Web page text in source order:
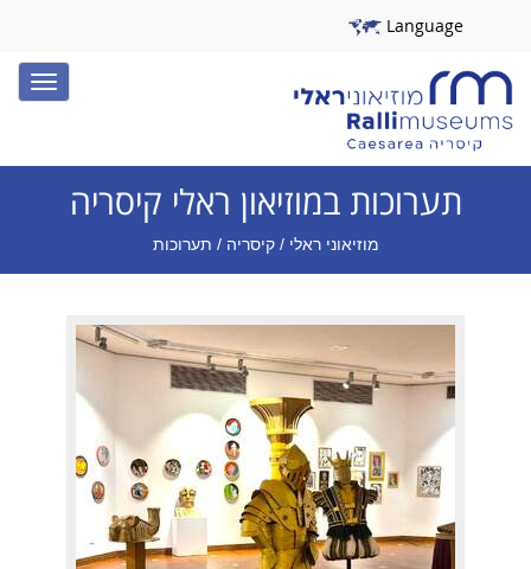
Language
Toggle
תערוכות במוזיאון ראלי קיסריה
מוזיאוני ראלי /קיסריה/ תערוכות